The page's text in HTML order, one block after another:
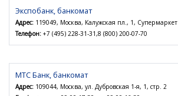
Экспобанк, банкомат
Адрес: 119049, Москва, Калужская пл., 1, Супермаркет
Телефон: +7 (495) 228-31-31,8 (800) 200-07-70
МТС Банк, банкомат
Адрес: 109044, Москва, ул. Дубровская 1-я, 1, стр. 2